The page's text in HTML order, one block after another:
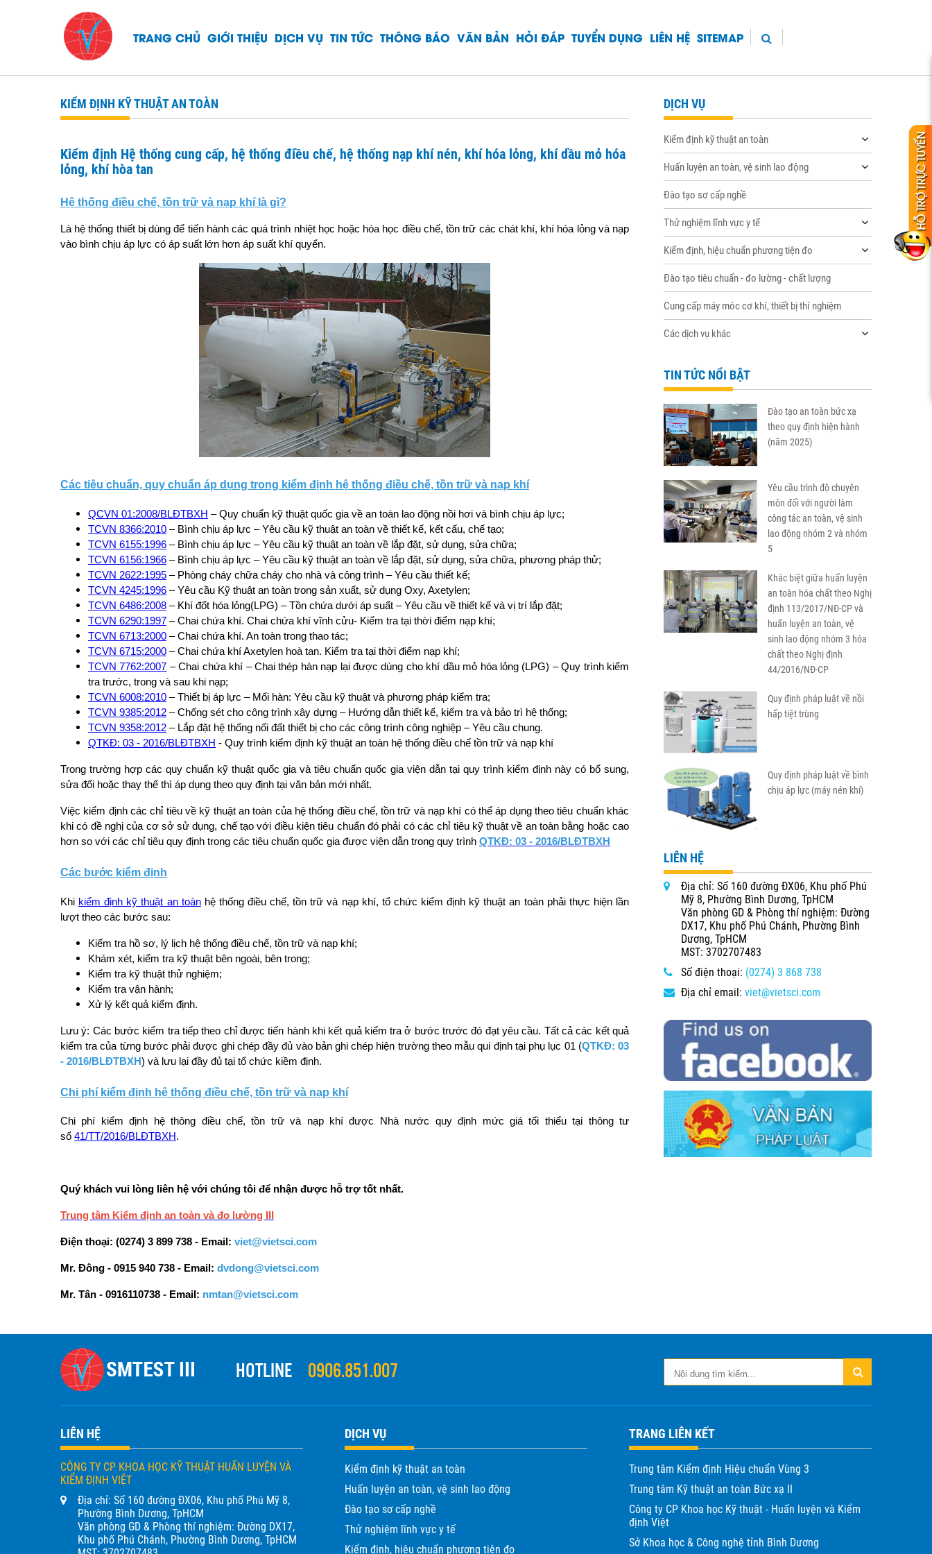
TRANG CHỦ GIỚI THIỆU DỊCH VỤ TIN TỨC THÔNG BÁO VĂN BẢN HỎI ĐÁP TUYỂN DỤNG LIÊN HỆ SITEMAP
KIỂM ĐỊNH KỸ THUẬT AN TOÀN
Kiểm định Hệ thống cung cấp, hệ thống điều chế, hệ thống nạp khí nén, khí hóa lỏng, khí dầu mỏ hóa
lỏng, khí hòa tan
Hệ thống điều chế, tồn trữ và nạp khí là gì?
Là hệ thống thiết bị dùng để tiến hành các quá trình nhiệt học hoặc hóa học điều chế, tồn trữ các chát khí, khí hóa lỏng và nạp
vào bình chịu áp lực có áp suất lớn hơn áp suất khí quyển.
Các tiêu chuẩn, quy chuẩn áp dụng trong kiểm định hệ thống điều chế, tồn trữ và nạp khí
QCVN 01:2008/BLĐTBXH – Quy chuẩn kỹ thuật quốc gia về an toàn lao động nồi hơi và bình chịu áp lực;
TCVN 8366:2010 – Bình chịu áp lực – Yêu cầu kỹ thuật an toàn về thiết kế, kết cấu, chế tạo;
TCVN 6155:1996 – Bình chịu áp lực – Yêu cầu kỹ thuật an toàn về lắp đặt, sử dụng, sửa chữa;
TCVN 6156:1966 – Bình chịu áp lực – Yêu cầu kỹ thuật an toàn về lắp đặt, sử dụng, sửa chữa, phương pháp thử;
TCVN 2622:1995 – Phòng cháy chữa cháy cho nhà và công trình – Yêu cầu thiết kế;
TCVN 4245:1996 – Yêu cầu Kỹ thuật an toàn trong sản xuất, sử dụng Oxy, Axetylen;
TCVN 6486:2008 – Khí đốt hóa lỏng(LPG) – Tồn chứa dưới áp suất – Yêu cầu về thiết kế và vị trí lắp đặt;
TCVN 6290:1997 – Chai chứa khí. Chai chứa khí vĩnh cửu- Kiểm tra tại thời điểm nạp khí;
TCVN 6713:2000 – Chai chứa khí. An toàn trong thao tác;
TCVN 6715:2000 – Chai chứa khí Axetylen hoà tan. Kiểm tra tại thời điểm nạp khí;
TCVN 7762:2007 – Chai chứa khí – Chai thép hàn nạp lại được dùng cho khí dầu mỏ hóa lỏng (LPG) – Quy trình kiểm
tra trước, trong và sau khi nạp;
TCVN 6008:2010 – Thiết bị áp lực – Mối hàn: Yêu cầu kỹ thuật và phương pháp kiểm tra;
TCVN 9385:2012 – Chống sét cho công trình xây dựng – Hướng dẫn thiết kế, kiểm tra và bảo trì hệ thống;
TCVN 9358:2012 – Lắp đặt hệ thống nối đất thiết bị cho các công trình công nghiệp – Yêu cầu chung.
QTKĐ: 03 - 2016/BLĐTBXH - Quy trình kiểm định kỹ thuật an toàn hệ thống điều chế tồn trữ và nạp khí
Trong trường hợp các quy chuẩn kỹ thuật quốc gia và tiêu chuẩn quốc gia viện dẫn tại quy trình kiểm định này có bổ sung,
sửa đổi hoặc thay thế thì áp dụng theo quy định tại văn bản mới nhất.
Việc kiểm định các chỉ tiêu về kỹ thuật an toàn của hệ thống điều chế, tồn trữ và nạp khí có thể áp dụng theo tiêu chuẩn khác
khi có đề nghị của cơ sở sử dụng, chế tạo với điều kiện tiêu chuẩn đó phải có các chỉ tiêu kỹ thuật về an toàn bằng hoặc cao
hơn so với các chỉ tiêu quy định trong các tiêu chuẩn quốc gia được viện dẫn trong quy trình QTKĐ: 03 - 2016/BLĐTBXH
Các bước kiểm định
Khi kiểm định kỹ thuật an toànhệ thống điều chế, tồn trữ và nạp khí, tổ chức kiểm định kỹ thuật an toàn phải thực hiện lần
lượt theo các bước sau:
Kiểm tra hồ sơ, lý lịch hệ thống điều chế, tồn trữ và nạp khí;
Khám xét, kiểm tra kỹ thuật bên ngoài, bên trong;
Kiểm tra kỹ thuật thử nghiệm;
Kiểm tra vận hành;
Xử lý kết quả kiểm định.
Lưu ý: Các bước kiểm tra tiếp theo chỉ được tiến hành khi kết quả kiểm tra ở bước trước đó đạt yêu cầu. Tất cả các kết quả
kiểm tra của từng bước phải được ghi chép đầy đủ vào bản ghi chép hiện trường theo mẫu qui định tại phụ lục 01 (QTKĐ: 03
- 2016/BLĐTBXH) và lưu lại đầy đủ tại tổ chức kiềm định.
Chi phí kiểm định hệ thống điều chế, tồn trữ và nạp khí
Chi phí kiểm định hệ thông điều chế, tồn trữ và nạp khí được Nhà nước quy định mức giá tối thiểu tại thông tư
số 41/TT/2016/BLĐTBXH.
Quý khách vui lòng liên hệ với chúng tôi để nhận được hỗ trợ tốt nhất.
Trung tâm Kiểm định an toàn và đo lường III
Điện thoại: (0274) 3 899 738 - Email: viet@vietsci.com
Mr. Đông - 0915 940 738 - Email: dvdong@vietsci.com
Mr. Tân - 0916110738 - Email: nmtan@vietsci.com
DỊCH VỤ
Kiểm định kỹ thuật an toàn
Huấn luyện an toàn, vệ sinh lao động
Đào tạo sơ cấp nghề
Thử nghiệm lĩnh vực y tế
Kiểm định, hiệu chuẩn phương tiện đo
Đào tạo tiêu chuẩn - đo lường - chất lượng
Cung cấp máy móc cơ khí, thiết bị thí nghiệm
Các dịch vụ khác
TIN TỨC NỔI BẬT
Đào tạo an toàn bức xạ
theo quy định hiện hành
(năm 2025)
Yêu cầu trình độ chuyên
môn đối với người làm
công tác an toàn, vệ sinh
lao động nhóm 2 và nhóm
5
Khác biệt giữa huấn luyện
an toàn hóa chất theo Nghị
định 113/2017/NĐ-CP và
huấn luyện an toàn, vệ
sinh lao động nhóm 3 hóa
chất theo Nghị định
44/2016/NĐ-CP
Quy định pháp luật về nồi
hấp tiệt trùng
Quy định pháp luật về bình
chịu áp lực (máy nén khí)
LIÊN HỆ
Địa chỉ: Số 160 đường ĐX06, Khu phố Phú
Mỹ 8, Phường Bình Dương, TpHCM
Văn phòng GD & Phòng thí nghiệm: Đường
DX17, Khu phố Phú Chánh, Phường Bình
Dương, TpHCM
MST: 3702707483
Số điện thoại: (0274) 3 868 738
Địa chỉ email: viet@vietsci.com
HOTLINE 0906.851.007
LIÊN HỆ
CÔNG TY CP KHOA HỌC KỸ THUẬT HUẤN LUYỆN VÀ
KIỂM ĐỊNH VIỆT
Địa chỉ: Số 160 đường ĐX06, Khu phố Phú Mỹ 8,
Phường Bình Dương, TpHCM
Văn phòng GD & Phòng thí nghiệm: Đường DX17,
Khu phố Phú Chánh, Phường Bình Dương, TpHCM
DỊCH VỤ
Kiểm định kỹ thuật an toàn
Huấn luyện an toàn, vệ sinh lao động
Đào tạo sơ cấp nghề
Thử nghiệm lĩnh vực y tế
Kiểm định, hiệu chuẩn phương tiện đo
TRANG LIÊN KẾT
Trung tâm Kiểm định Hiệu chuẩn Vùng 3
Trung tâm Kỹ thuật an toàn Bức xạ II
Công ty CP Khoa học Kỹ thuật - Huấn luyện và Kiểm
định Việt
Sở Khoa học & Công nghệ tỉnh Bình Dương